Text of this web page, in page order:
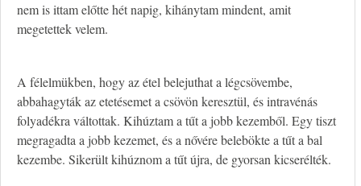
nem is ittam előtte hét napig, kihánytam mindent, amit
megetettek velem.
A félelmükben, hogy az étel belejuthat a légcsövembe,
abbahagyták az etetésemet a csövön keresztül, és intravénás
folyadékra váltottak. Kihúztam a tűt a jobb kezemből. Egy tiszt
megragadta a jobb kezemet, és a nővére belebökte a tűt a bal
kezembe. Sikerült kihúznom a tűt újra, de gyorsan kicserélték.